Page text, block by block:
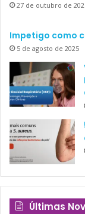
27 de outubro de
Impetigo como
5 de agosto de 2025
Últimas